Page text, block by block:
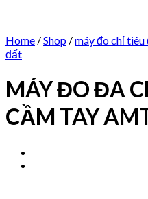
Home /Shop /máy đo chỉ tiêu
đất
MÁY ĐO ĐA
CẦM TAY